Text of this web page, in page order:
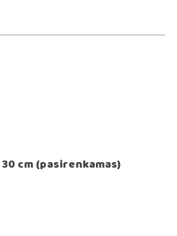
cm (pasirenkamas)